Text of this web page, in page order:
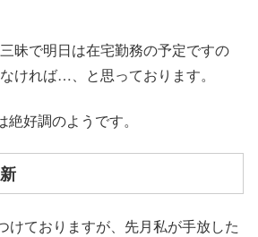
昧で明日は在宅勤務の予定ですの
ければ…、と思っております。
好調のようです。
けておりますが、先月私が手放した